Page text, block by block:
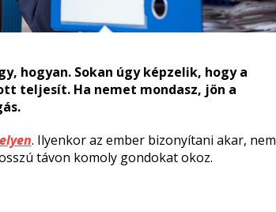
hogyan. Sokan úgy képzelik, hogy a
teljesít. Ha nemet mondasz, jön a
. Ilyenkor az ember bizonyítani akar, nem
távon komoly gondokat okoz.